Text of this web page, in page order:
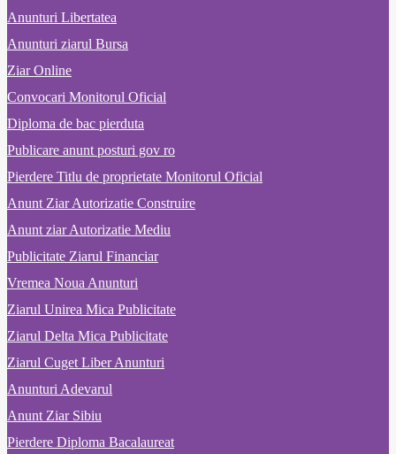
Anunturi Libertatea
Anunturi ziarul Bursa
Ziar Online
Convocari Monitorul Oficial
Diploma de bac pierduta
Publicare anunt posturi gov ro
Pierdere Titlu de proprietate Monitorul Oficial
Anunt Ziar Autorizatie Construire
Anunt ziar Autorizatie Mediu
Publicitate Ziarul Financiar
Vremea Noua Anunturi
Ziarul Unirea Mica Publicitate
Ziarul Delta Mica Publicitate
Ziarul Cuget Liber Anunturi
Anunturi Adevarul
Anunt Ziar Sibiu
Pierdere Diploma Bacalaureat